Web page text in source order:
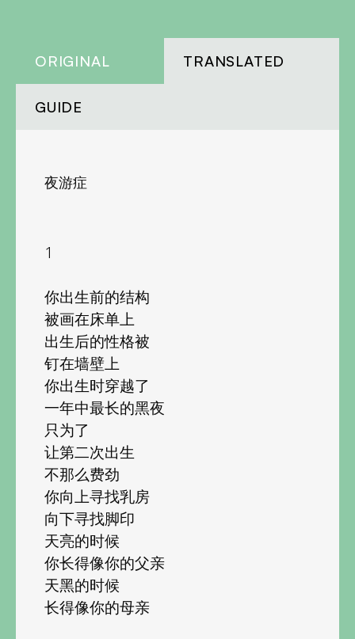
ORIGINAL TRANSLATED
GUIDE
夜游症
1
你出生前的结构
被画在床单上
出生后的性格被
钉在墙壁上
你出生时穿越了
一年中最长的黑夜
只为了
让第二次出生
不那么费劲
你向上寻找乳房
向下寻找脚印
天亮的时候
你长得像你的父亲
天黑的时候
长得像你的母亲